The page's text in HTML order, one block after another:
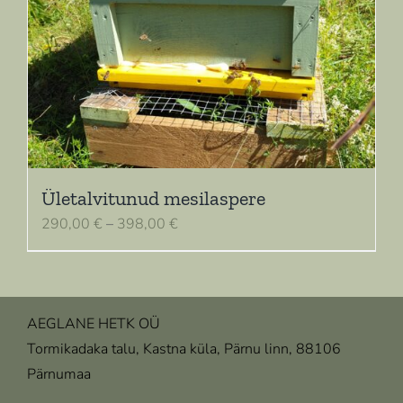
Ületalvitunud mesilaspere
290,00 € – 398,00 €
290,00 €
398,00 €
AEGLANE HETK OÜ
Tormikadaka talu, Kastna küla, Pärnu linn, 88106
Pärnumaa